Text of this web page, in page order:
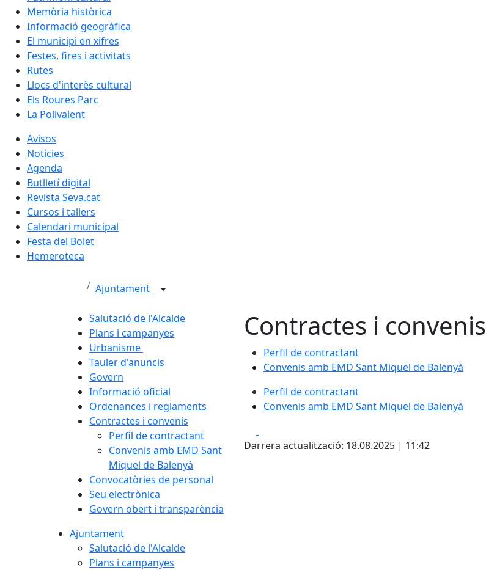
Memòria històrica
Informació geogràfica
El municipi en xifres
Festes, fires i activitats
Rutes
Llocs d'interès cultural
Els Roures Parc
La Polivalent
Avisos
Notícies
Agenda
Butlletí digital
Revista Seva.cat
Cursos i tallers
Calendari municipal
Festa del Bolet
Hemeroteca
Ajuntament
Salutació de l'Alcalde
Plans i campanyes
Urbanisme
Tauler d'anuncis
Govern
Informació oficial
Ordenances i reglaments
Contractes i convenis
Perfil de contractant
Convenis amb EMD Sant
Miquel de Balenyà
Convocatòries de personal
Seu electrònica
Govern obert i transparència
Contractes i convenis
Perfil de contractant
Convenis amb EMD Sant Miquel de Balenyà
Perfil de contractant
Convenis amb EMD Sant Miquel de Balenyà
Darrera actualització: 18.08.2025 | 11:42
Ajuntament
Salutació de l'Alcalde
Plans i campanyes